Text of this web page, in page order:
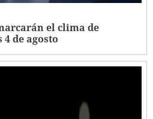
el clima de
de agosto